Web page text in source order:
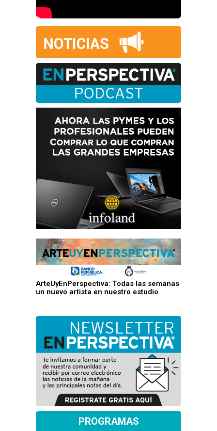
ArteUyEnPerspectiva: Todas las semanas
un nuevo artista en nuestro estudio
PROGRAMAS